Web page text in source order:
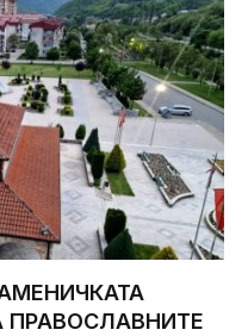
ПРАВОСЛАВНИТЕ